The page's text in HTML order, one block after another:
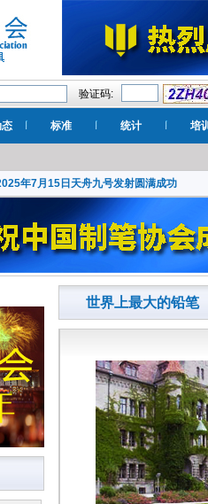
验证码:
标准 统计 培
年7月15日天舟九号发射圆满成功
世界上最大的铅笔